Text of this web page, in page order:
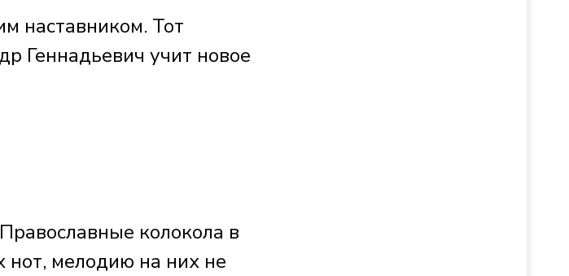
наставником. Тот
Геннадьевич учит новое
колокола в
нот, мелодию на них не